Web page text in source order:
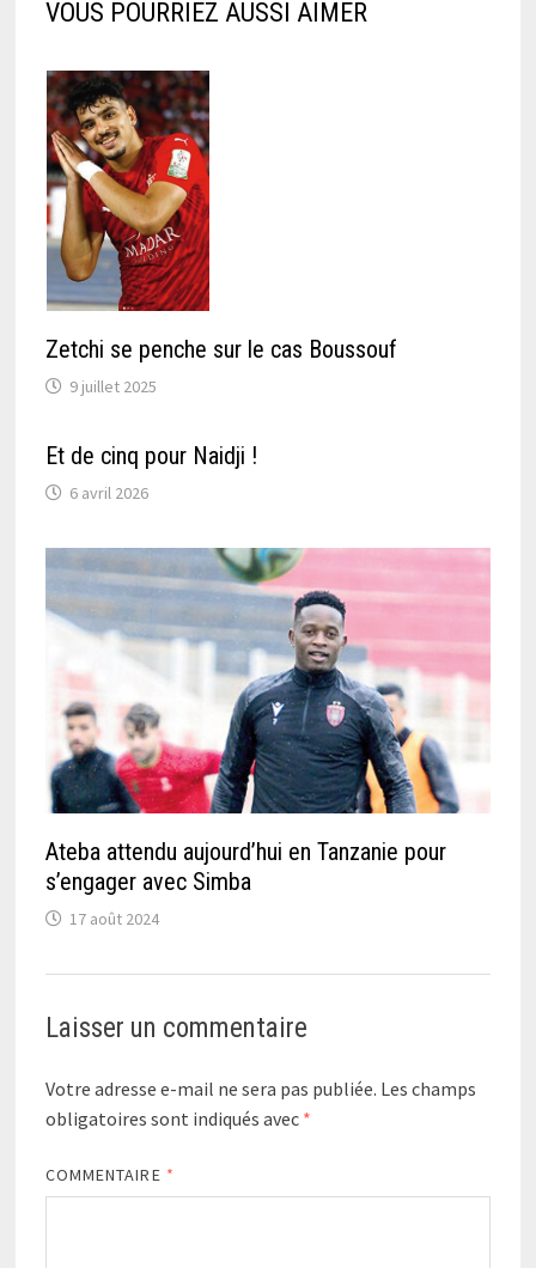
VOUS POURRIEZ AUSSI AIMER
Zetchi se penche sur le cas Boussouf
9 juillet 2025
Et de cinq pour Naidji !
6 avril 2026
Ateba attendu aujourd’hui en Tanzanie pour
s’engager avec Simba
17 août 2024
Laisser un commentaire
Votre adresse e-mail ne sera pas publiée. Les champs
obligatoires sont indiqués avec *
COMMENTAIRE *